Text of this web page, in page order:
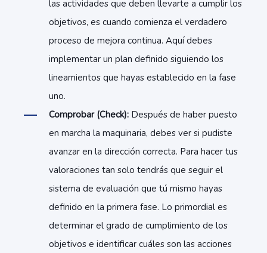
las actividades que deben llevarte a cumplir los
objetivos, es cuando comienza el verdadero
proceso de mejora continua. Aquí debes
implementar un plan definido siguiendo los
lineamientos que hayas establecido en la fase
uno.
Comprobar (Check): Después de haber puesto
en marcha la maquinaria, debes ver si pudiste
avanzar en la dirección correcta. Para hacer tus
valoraciones tan solo tendrás que seguir el
sistema de evaluación que tú mismo hayas
definido en la primera fase. Lo primordial es
determinar el grado de cumplimiento de los
objetivos e identificar cuáles son las acciones